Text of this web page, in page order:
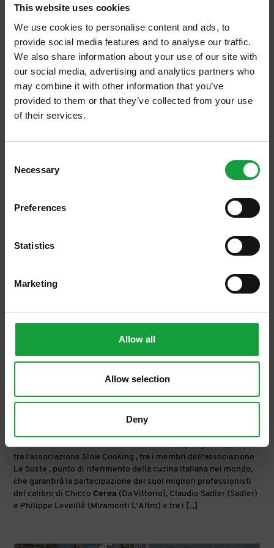
This website uses cookies
We use cookies to personalise content and ads, to
provide social media features and to analyse our traffic.
We also share information about your use of our site with
our social media, advertising and analytics partners who
may combine it with other information that you’ve
provided to them or that they’ve collected from your use
of their services.
Selection
Necessary
Preferences
Statistics
Marketing
Allow all
Allow selection
Deny
https://www.salaecucina.it/it-it/viniveri-secondo-natura.aspx
2014-Vini secondo Natura, a
GourmArte festival 2017: l'Italia che fa
innamorare
https://www.salaecucina.it/it-it/gourmarte-festival-2017-litalia-
Una maratona di 24 “alchimisti dei sensi” (8 per giorno), scelti
tra l'associazione Slow Cooking , tra i membri dell'associazione
Le Soste , punto di riferimento della cucina italiana nel mondo,
che garantirà la partecipazione dei suoi migliori professionisti
del calibro di Chicco Cerea (Da Vittorio), Claudio Sadler (Sadler)
e Philippe Leveillè (Miramonti L'Altro) e tra i [...]
ISCRIVITI ALLA NEWSLETTER
Resta aggiornato su tutte le ultime novita nel campo